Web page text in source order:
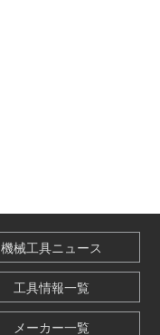
機械工具ニュース
工具情報一覧
メーカー一覧